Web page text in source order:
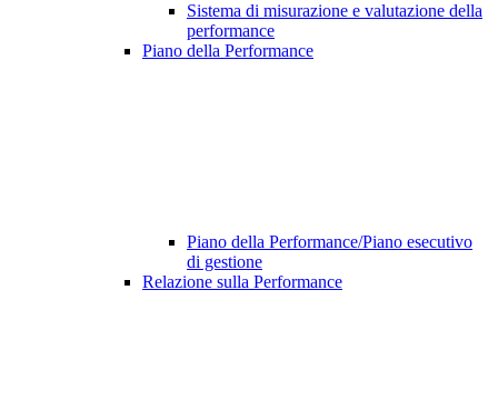
Sistema di misurazione e valutazione della
performance
Piano della Performance
Piano della Performance/Piano esecutivo
di gestione
Relazione sulla Performance